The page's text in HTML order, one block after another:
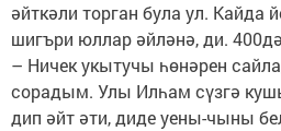
әйткәли торган була ул.
шигъри юллар әйләнә, ди.
– Ничек укытучы һөнәрен
сорадым. Улы Илһам сүзгә
дип әйт әти, диде уены-чыны